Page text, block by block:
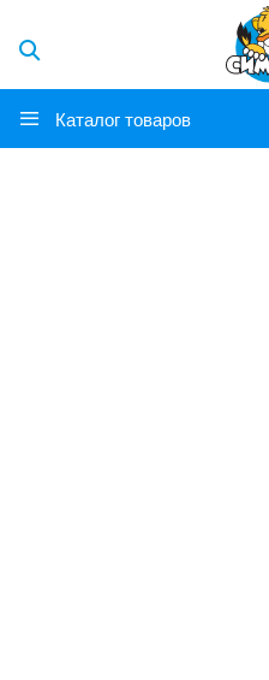
Каталог товаров